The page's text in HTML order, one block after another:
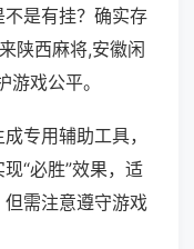
是有挂？确实存
陕西麻将,安徽闲
戏公平。
专用辅助工具，
“必胜”效果，适
需注意遵守游戏